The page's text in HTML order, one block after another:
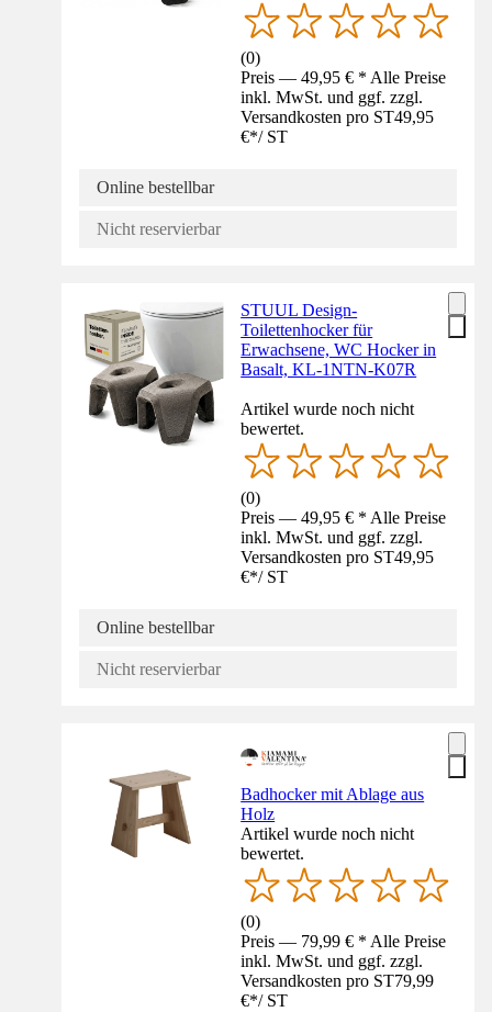
(0)
Preis — 49,95 € * Alle Preise
inkl. MwSt. und ggf. zzgl.
Versandkosten pro ST49,95
€*/ ST
Online bestellbar
Nicht reservierbar
STUUL Design-
Toilettenhocker für
Erwachsene, WC Hocker in
Basalt, KL-1NTN-K07R
Artikel wurde noch nicht
bewertet.
(0)
Preis — 49,95 € * Alle Preise
inkl. MwSt. und ggf. zzgl.
Versandkosten pro ST49,95
€*/ ST
Online bestellbar
Nicht reservierbar
Badhocker mit Ablage aus
Holz
Artikel wurde noch nicht
bewertet.
(0)
Preis — 79,99 € * Alle Preise
inkl. MwSt. und ggf. zzgl.
Versandkosten pro ST79,99
€*/ ST